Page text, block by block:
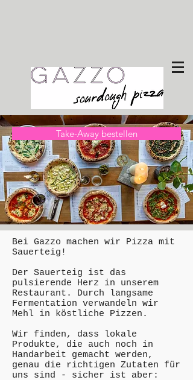
Take-Away bestellen
Bei Gazzo machen wir Pizza mit
Sauerteig!
Der Sauerteig ist das
pulsierende Herz in unserem
Restaurant. Durch langsame
Fermentation verwandeln wir
Mehl in köstliche Pizzen.
Wir finden, dass lokale
Produkte, die auch noch in
Handarbeit gemacht werden,
genau die richtigen Zutaten für
uns sind - sicher ist aber: